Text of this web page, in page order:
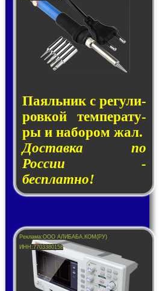
Паяльник с ре­гу­ли­
ров­кой тем­пе­ра­ту­
ры и на­бо­ром жал.
Доставка по
России -
бесплатно!